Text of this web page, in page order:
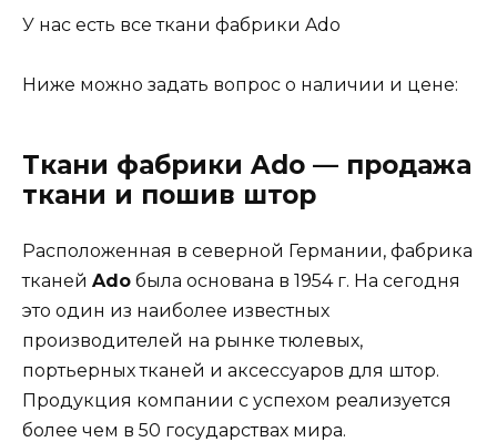
У нас есть все ткани фабрики Ado
Ниже можно задать вопрос о наличии и цене:
Ткани фабрики Ado — продажа
ткани и пошив штор
Расположенная в северной Германии, фабрика
тканей Ado была основана в 1954 г. На сегодня
это один из наиболее известных
производителей на рынке тюлевых,
портьерных тканей и аксессуаров для штор.
Продукция компании с успехом реализуется
более чем в 50 государствах мира.